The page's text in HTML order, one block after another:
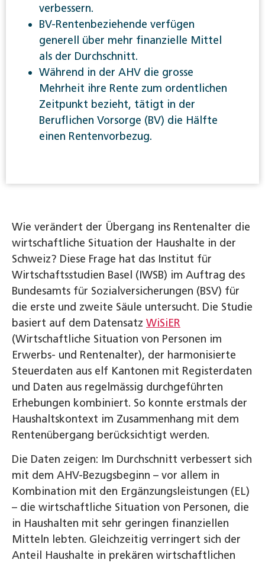
verbessern.
BV-Rentenbeziehende verfügen
generell über mehr finanzielle Mittel
als der Durchschnitt.
Während in der AHV die grosse
Mehrheit ihre Rente zum ordentlichen
Zeitpunkt bezieht, tätigt in der
Beruflichen Vorsorge (BV) die Hälfte
einen Rentenvorbezug.
Wie verändert der Übergang ins Rentenalter die
wirtschaftliche Situation der Haushalte in der
Schweiz? Diese Frage hat das Institut für
Wirtschaftsstudien Basel (IWSB) im Auftrag des
Bundesamts für Sozialversicherungen (BSV) für
die erste und zweite Säule untersucht. Die Studie
basiert auf dem Datensatz WiSiER
(Wirtschaftliche Situation von Personen im
Erwerbs- und Rentenalter), der harmonisierte
Steuerdaten aus elf Kantonen mit Registerdaten
und Daten aus regelmässig durchgeführten
Erhebungen kombiniert. So konnte erstmals der
Haushaltskontext im Zusammenhang mit dem
Rentenübergang berücksichtigt werden.
Die Daten zeigen: Im Durchschnitt verbessert sich
mit dem AHV-Bezugsbeginn – vor allem in
Kombination mit den Ergänzungsleistungen (EL)
– die wirtschaftliche Situation von Personen, die
in Haushalten mit sehr geringen finanziellen
Mitteln lebten. Gleichzeitig verringert sich der
Anteil Haushalte in prekären wirtschaftlichen